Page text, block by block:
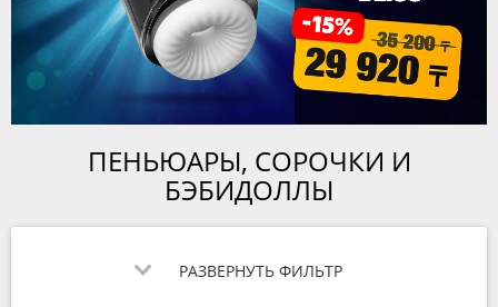
ПЕНЬЮАРЫ, СОРОЧКИ И
БЭБИДОЛЛЫ
РАЗВЕРНУТЬ ФИЛЬТР